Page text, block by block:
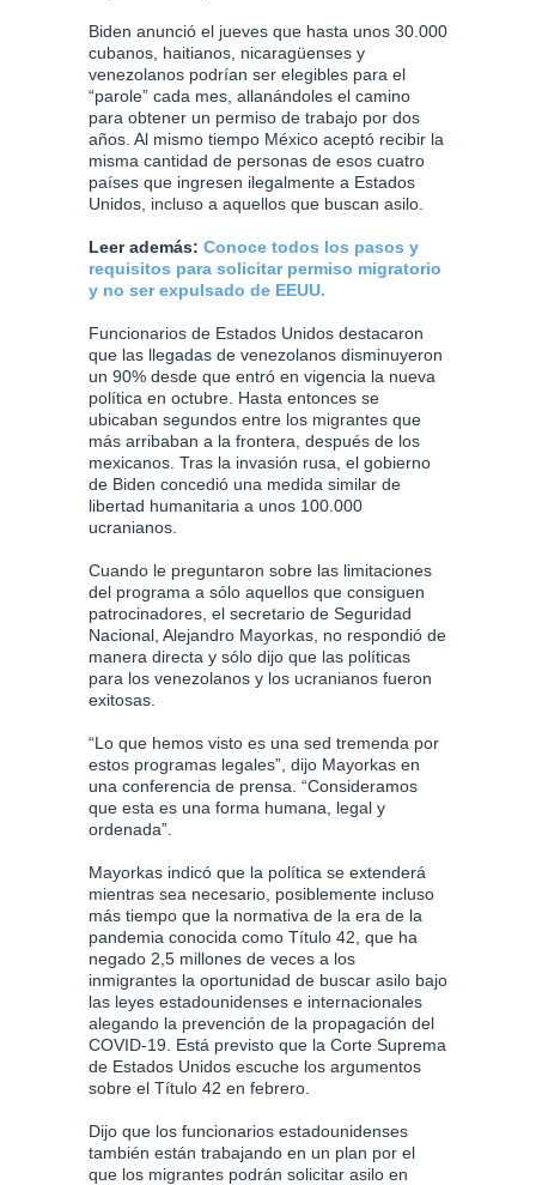
Biden anunció el jueves que hasta unos 30.000
cubanos, haitianos, nicaragüenses y
venezolanos podrían ser elegibles para el
“parole” cada mes, allanándoles el camino
para obtener un permiso de trabajo por dos
años. Al mismo tiempo México aceptó recibir la
misma cantidad de personas de esos cuatro
países que ingresen ilegalmente a Estados
Unidos, incluso a aquellos que buscan asilo.
Leer además: Conoce todos los pasos y
requisitos para solicitar permiso migratorio
y no ser expulsado de EEUU.
Funcionarios de Estados Unidos destacaron
que las llegadas de venezolanos disminuyeron
un 90% desde que entró en vigencia la nueva
política en octubre. Hasta entonces se
ubicaban segundos entre los migrantes que
más arribaban a la frontera, después de los
mexicanos. Tras la invasión rusa, el gobierno
de Biden concedió una medida similar de
libertad humanitaria a unos 100.000
ucranianos.
Cuando le preguntaron sobre las limitaciones
del programa a sólo aquellos que consiguen
patrocinadores, el secretario de Seguridad
Nacional, Alejandro Mayorkas, no respondió de
manera directa y sólo dijo que las políticas
para los venezolanos y los ucranianos fueron
exitosas.
“Lo que hemos visto es una sed tremenda por
estos programas legales”, dijo Mayorkas en
una conferencia de prensa. “Consideramos
que esta es una forma humana, legal y
ordenada”.
Mayorkas indicó que la política se extenderá
mientras sea necesario, posiblemente incluso
más tiempo que la normativa de la era de la
pandemia conocida como Título 42, que ha
negado 2,5 millones de veces a los
inmigrantes la oportunidad de buscar asilo bajo
las leyes estadounidenses e internacionales
alegando la prevención de la propagación del
COVID-19. Está previsto que la Corte Suprema
de Estados Unidos escuche los argumentos
sobre el Título 42 en febrero.
Dijo que los funcionarios estadounidenses
también están trabajando en un plan por el
que los migrantes podrán solicitar asilo en